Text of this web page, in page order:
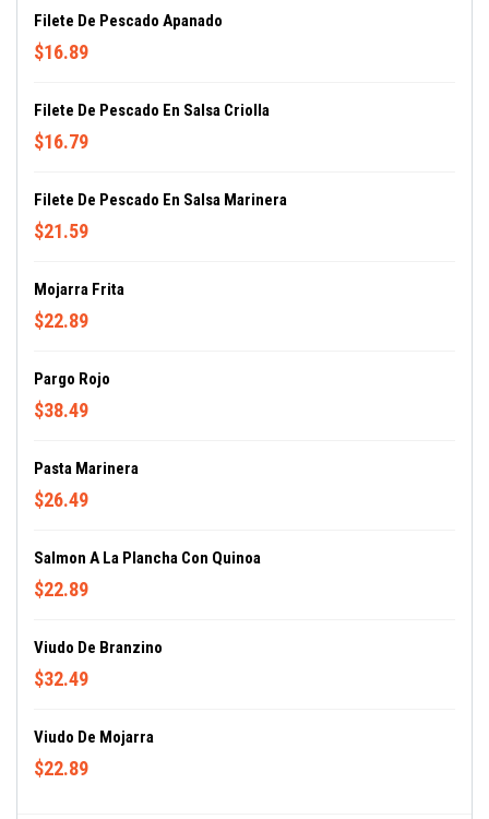
Filete De Pescado Apanado
$16.89
Filete De Pescado En Salsa Criolla
$16.79
Filete De Pescado En Salsa Marinera
$21.59
Mojarra Frita
$22.89
Pargo Rojo
$38.49
Pasta Marinera
$26.49
Salmon A La Plancha Con Quinoa
$22.89
Viudo De Branzino
$32.49
Viudo De Mojarra
$22.89